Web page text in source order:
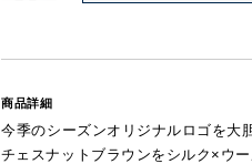
商品詳細
今季のシーズンオリジナルロゴを大
チェスナットブラウンをシルク×ウ